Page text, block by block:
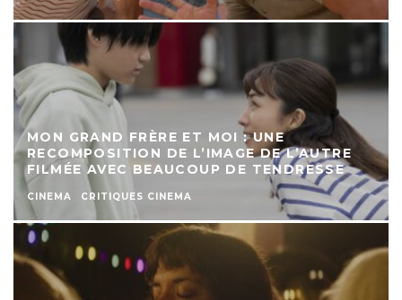
MON GRAND FRÈRE ET MOI : UNE
RECOMPOSITION DE L’IMAGE DE L’AUTRE
FILMÉE AVEC BEAUCOUP DE TENDRESSE
CINEMA CRITIQUES CINEMA